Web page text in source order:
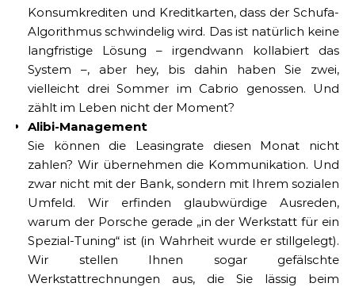
Konsumkrediten und Kreditkarten, dass der Schufa-
Algorithmus schwindelig wird. Das ist natürlich keine
langfristige Lösung – irgendwann kollabiert das
System –, aber hey, bis dahin haben Sie zwei,
vielleicht drei Sommer im Cabrio genossen. Und
zählt im Leben nicht der Moment?
Alibi-Management
Sie können die Leasingrate diesen Monat nicht
zahlen? Wir übernehmen die Kommunikation. Und
zwar nicht mit der Bank, sondern mit Ihrem sozialen
Umfeld. Wir erfinden glaubwürdige Ausreden,
warum der Porsche gerade „in der Werkstatt für ein
Spezial-Tuning“ ist (in Wahrheit wurde er stillgelegt).
Wir stellen Ihnen sogar gefälschte
Werkstattrechnungen aus, die Sie lässig beim